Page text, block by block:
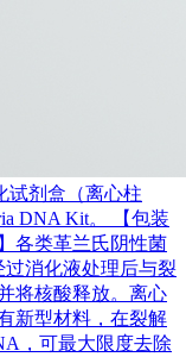
试剂盒（离心柱
DNA Kit。 【包装
各类革兰氏阴性菌
消化液处理后与裂
将核酸释放。离心
新型材料，在裂解
，可最大限度去除